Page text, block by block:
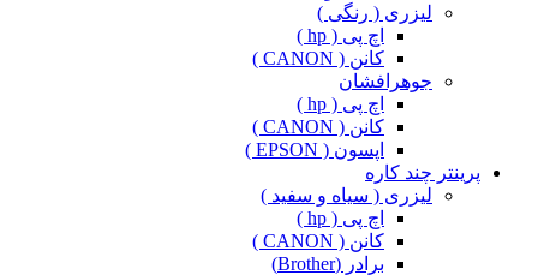
لیزری ( رنگی )
اچ پی ( hp )
کانن ( CANON )
جوهرافشان
اچ پی ( hp )
کانن ( CANON )
اپسون ( EPSON )
پرینتر چند کاره
لیزری ( سیاه و سفید )
اچ پی ( hp )
کانن ( CANON )
برادر (Brother)